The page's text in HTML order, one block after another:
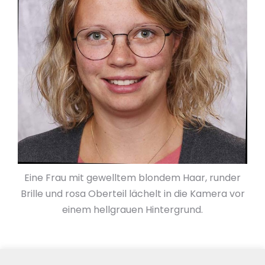
Eine Frau mit gewelltem blondem Haar, runder
Brille und rosa Oberteil lächelt in die Kamera vor
einem hellgrauen Hintergrund.